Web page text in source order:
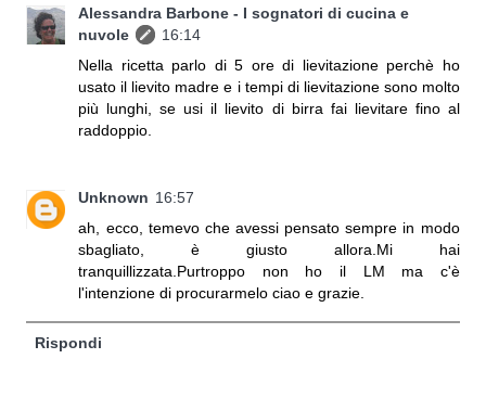
Alessandra Barbone - I sognatori di cucina e
nuvole
16:14
Nella ricetta parlo di 5 ore di lievitazione perchè ho
usato il lievito madre e i tempi di lievitazione sono molto
più lunghi, se usi il lievito di birra fai lievitare fino al
raddoppio.
Unknown 16:57
ah, ecco, temevo che avessi pensato sempre in modo
sbagliato, è giusto allora.Mi hai
tranquillizzata.Purtroppo non ho il LM ma c'è
l'intenzione di procurarmelo ciao e grazie.
Rispondi